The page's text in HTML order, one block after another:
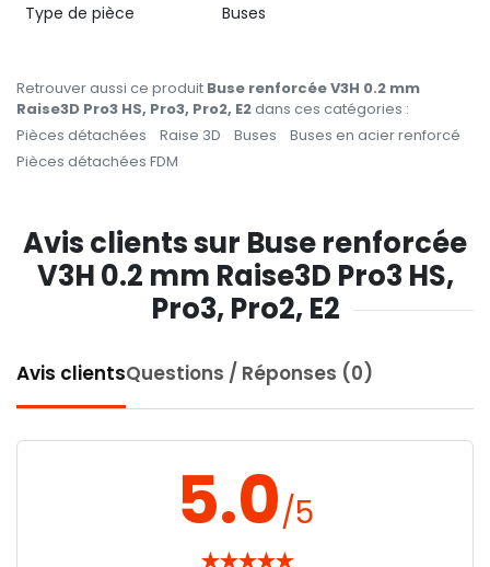
Type de pièce
Buses
Retrouver aussi ce produit Buse renforcée V3H 0.2 mm
Raise3D Pro3 HS, Pro3, Pro2, E2dans ces catégories :
Pièces détachées
Raise 3D Buses
Buses en acier renforcé
Pièces détachées FDM
Avis clients sur Buse renforcée
V3H 0.2 mm Raise3D Pro3 HS,
Pro3, Pro2, E2
Avis clientsQuestions / Réponses (0)
5.0/5